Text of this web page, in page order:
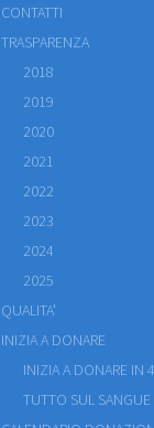
CONTATTI
TRASPARENZA
2018
2019
2020
2021
2022
2023
2024
2025
QUALITA'
INIZIA A DONARE
INIZIA A DONARE IN
TUTTO SUL SANGUE